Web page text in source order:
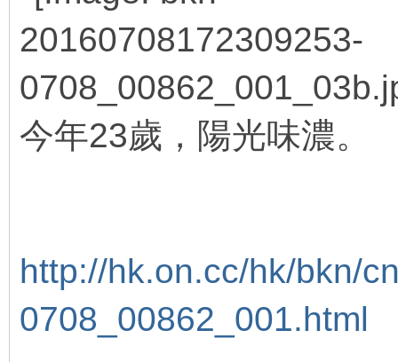
今年23歲，陽光味濃。
http://hk.on.cc/hk/bkn/
0708_00862_001.html